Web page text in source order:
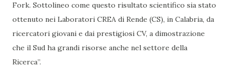
Fork. Sottolineo come questo risultato scientifico sia stato
ottenuto nei Laboratori CREA di Rende (CS), in Calabria, da
ricercatori giovani e dai prestigiosi CV, a dimostrazione
che il Sud ha grandi risorse anche nel settore della
Ricerca”.